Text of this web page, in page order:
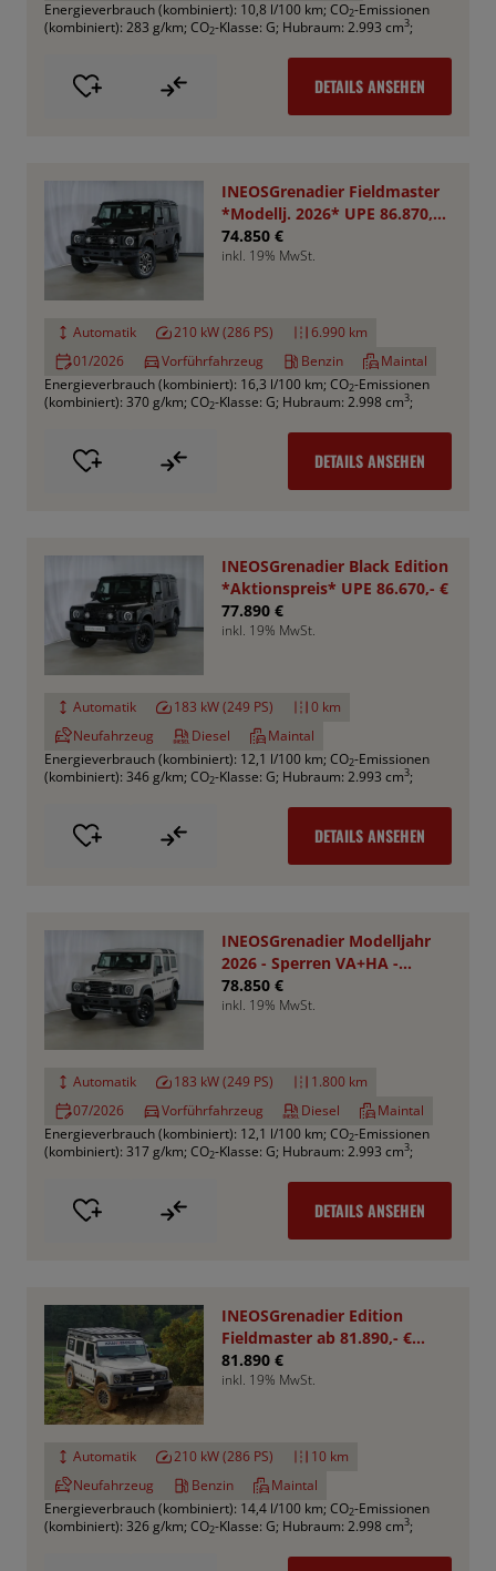
Energieverbrauch (kombiniert): 10,8 l/100 km; CO2-Emissionen
(kombiniert): 283 g/km; CO2-Klasse: G; Hubraum: 2.993 cm3;
DETAILS ANSEHEN
INEOSGrenadier Fieldmaster
*Modellj. 2026* UPE 86.870,-
€
74.850 €
inkl. 19% MwSt.
Automatik 210 kW (286 PS)
6.990 km
01/2026
Vorführfahrzeug Benzin
Maintal
Energieverbrauch (kombiniert): 16,3 l/100 km; CO2-Emissionen
(kombiniert): 370 g/km; CO2-Klasse: G; Hubraum: 2.998 cm3;
DETAILS ANSEHEN
INEOSGrenadier Black Edition
*Aktionspreis* UPE 86.670,- €
77.890 €
inkl. 19% MwSt.
Automatik 183 kW (249 PS)
0 km
Neufahrzeug
Diesel
Maintal
Energieverbrauch (kombiniert): 12,1 l/100 km; CO2-Emissionen
(kombiniert): 346 g/km; CO2-Klasse: G; Hubraum: 2.993 cm3;
DETAILS ANSEHEN
INEOSGrenadier Modelljahr
2026 - Sperren VA+HA -
Smooth Pack
78.850 €
inkl. 19% MwSt.
Automatik 183 kW (249 PS)
1.800 km
07/2026
Vorführfahrzeug Diesel
Maintal
Energieverbrauch (kombiniert): 12,1 l/100 km; CO2-Emissionen
(kombiniert): 317 g/km; CO2-Klasse: G; Hubraum: 2.993 cm3;
DETAILS ANSEHEN
INEOSGrenadier Edition
Fieldmaster ab 81.890,- €
*Bestellfahrzeug*
81.890 €
inkl. 19% MwSt.
Automatik 210 kW (286 PS)
10 km
Neufahrzeug
Benzin
Maintal
Energieverbrauch (kombiniert): 14,4 l/100 km; CO2-Emissionen
(kombiniert): 326 g/km; CO2-Klasse: G; Hubraum: 2.998 cm3;